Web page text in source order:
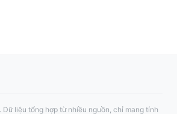
Dữ liệu tổng hợp từ nhiều nguồn, chỉ mang tính